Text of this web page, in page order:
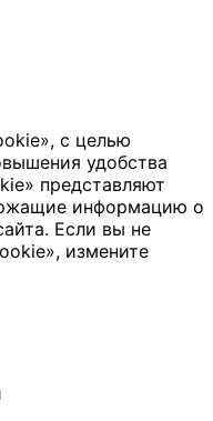
с целью
удобства
представляют
информацию о
Если вы не
измените